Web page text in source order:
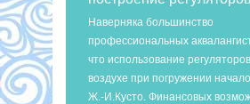
Наверняка большинство
профессиональных
что использование
воздухе при погружении
Ж.-И.Кусто. Финансовых